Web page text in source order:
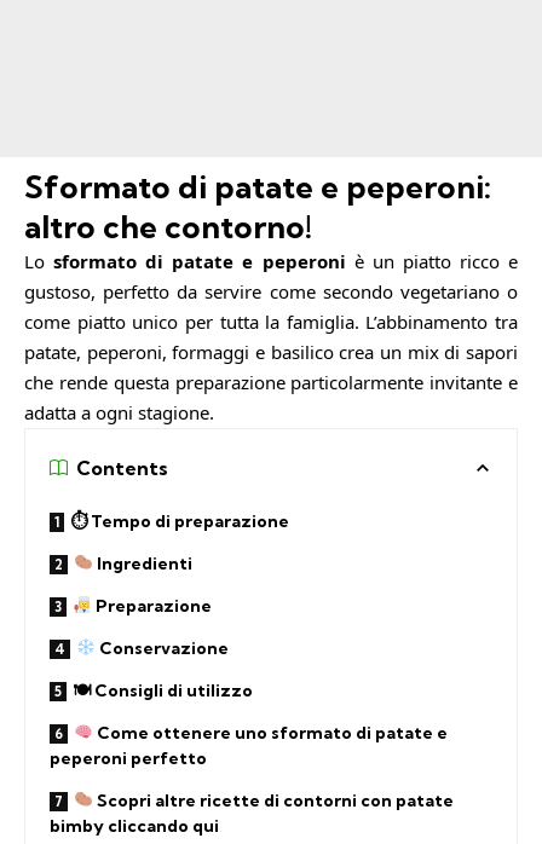
Sformato di patate e peperoni:
altro che contorno!
Losformato di patate e peperoni è un piatto ricco e
gustoso, perfetto da servire come secondo vegetariano o
come piatto unico per tutta la famiglia. L’abbinamento tra
patate, peperoni, formaggi e basilico crea un mix di sapori
che rende questa preparazione particolarmente invitante e
adatta a ogni stagione.
Contents
⏱ Tempo di preparazione
Ingredienti
Preparazione
Conservazione
🍽 Consigli di utilizzo
Come ottenere uno sformato di patate e
peperoni perfetto
Scopri altre ricette di contorni con patate
bimby cliccando qui